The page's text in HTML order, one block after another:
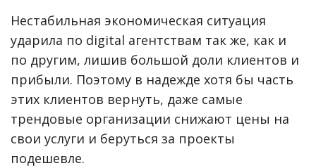
Нестабильная экономическая ситуация
ударила по digital агентствам так же, как и
по другим, лишив большой доли клиентов и
прибыли. Поэтому в надежде хотя бы часть
этих клиентов вернуть, даже самые
трендовые организации снижают цены на
свои услуги и беруться за проекты
подешевле.